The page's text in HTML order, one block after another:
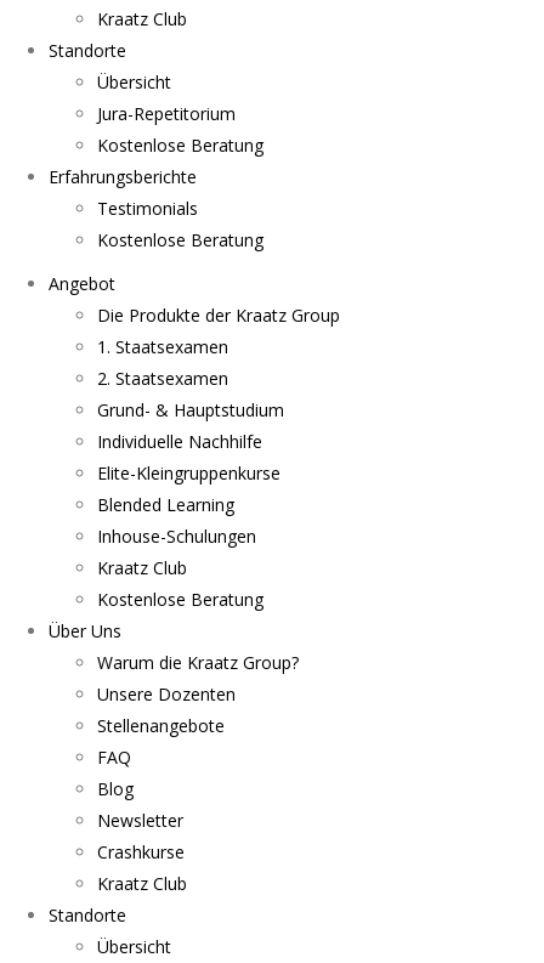
Kraatz Club
Standorte
Übersicht
Jura-Repetitorium
Kostenlose Beratung
Erfahrungsberichte
Testimonials
Kostenlose Beratung
Angebot
Die Produkte der Kraatz Group
1. Staatsexamen
2. Staatsexamen
Grund- & Hauptstudium
Individuelle Nachhilfe
Elite-Kleingruppenkurse
Blended Learning
Inhouse-Schulungen
Kraatz Club
Kostenlose Beratung
Über Uns
Warum die Kraatz Group?
Unsere Dozenten
Stellenangebote
FAQ
Blog
Newsletter
Crashkurse
Kraatz Club
Standorte
Übersicht